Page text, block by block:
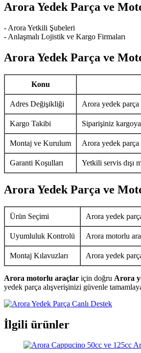
Arora Yedek Parça ve
- Arora Yetkili Şubeleri
- Anlaşmalı Lojistik ve Kargo Firmaları
Arora Yedek Parça ve
Konu
Adres Değişikliği Arora yedek
Kargo Takibi Siparişiniz
Montaj ve Kurulum Arora yedek
Garanti Koşulları Yetkili servis dışı
Arora Yedek Parça ve
Ürün Seçimi Arora yedek
Uyumluluk Kontrolü Arora motorlu
Montaj Kılavuzları Arora yedek
Arora motorlu araçlar için doğru Arora
yedek parça alışverişinizi güvenle
İlgili ürünler